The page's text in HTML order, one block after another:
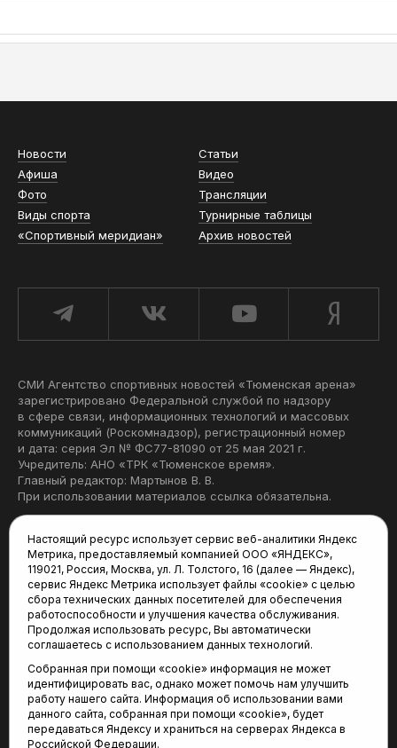
Новости
Статьи
Афиша
Видео
Фото
Трансляции
Виды спорта
Турнирные таблицы
«Спортивный меридиан»
Архив новостей
СМИ Агентство спортивных новостей «Тюменская арена»
зарегистрировано Федеральной службой по надзору
в сфере связи, информационных технологий и массовых
коммуникаций (Роскомнадзор), регистрационный номер
и дата: серия Эл № ФС77-81090 от 25 мая 2021 г.
Учредитель: АНО «ТРК «Тюменское время».
Главный редактор: Мартынов В. В.
При использовании материалов ссылка обязательна.
Редакция:
625035, Тюмень, пр. Геологоразведчиков, 28А
(3452) 68-22-28
tum-arena@mail.ru
Отдел продаж:
(3452) 68-89-78
kotovaev@sibinformburo.ru
Настоящий ресурс использует сервис веб-аналитики Яндекс
Метрика, предоставляемый компанией ООО «ЯНДЕКС»,
119021, Россия, Москва, ул. Л. Толстого, 16 (далее — Яндекс),
сервис Яндекс Метрика использует файлы «cookie» с целью
сбора технических данных посетителей для обеспечения
работоспособности и улучшения качества обслуживания.
Продолжая использовать ресурс, Вы автоматически
соглашаетесь с использованием данных технологий.
Собранная при помощи «cookie» информация не может
идентифицировать вас, однако может помочь нам улучшить
работу нашего сайта. Информация об использовании вами
данного сайта, собранная при помощи «cookie», будет
передаваться Яндексу и храниться на серверах Яндекса в
Российской Федерации.